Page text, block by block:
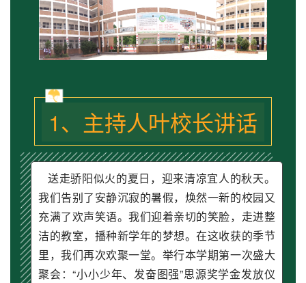
1、主持人叶校长讲话
送走骄阳似火的夏日，迎来清凉宜人的秋天。
我们告别了安静沉寂的暑假，焕然一新的校园又
充满了欢声笑语。我们迎着亲切的笑脸，走进整
洁的教室，播种新学年的梦想。在这收获的季节
里，我们再次欢聚一堂。举行本学期第一次盛大
聚会：“小小少年、发奋图强”思源奖学金发放仪